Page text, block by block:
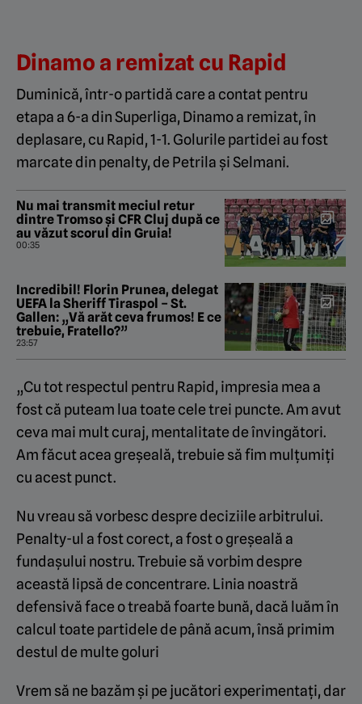
Dinamo a remizat cu Rapid
Duminică, într-o partidă care a contat pentru
etapa a 6-a din Superliga, Dinamo a remizat, în
deplasare, cu Rapid, 1-1. Golurile partidei au fost
marcate din penalty, de Petrila și Selmani.
Nu mai transmit meciul retur
dintre Tromso și CFR Cluj după ce
au văzut scorul din Gruia!
00:35
Incredibil! Florin Prunea, delegat
UEFA la Sheriff Tiraspol – St.
Gallen: „Vă arăt ceva frumos! E ce
trebuie, Fratello?”
23:57
„Cu tot respectul pentru Rapid, impresia mea a
fost că puteam lua toate cele trei puncte. Am avut
ceva mai mult curaj, mentalitate de învingători.
Am făcut acea greșeală, trebuie să fim mulțumiți
cu acest punct.
Nu vreau să vorbesc despre deciziile arbitrului.
Penalty-ul a fost corect, a fost o greșeală a
fundașului nostru. Trebuie să vorbim despre
această lipsă de concentrare. Linia noastră
defensivă face o treabă foarte bună, dacă luăm în
calcul toate partidele de până acum, însă primim
destul de multe goluri
Vrem să ne bazăm și pe jucători experimentați, dar